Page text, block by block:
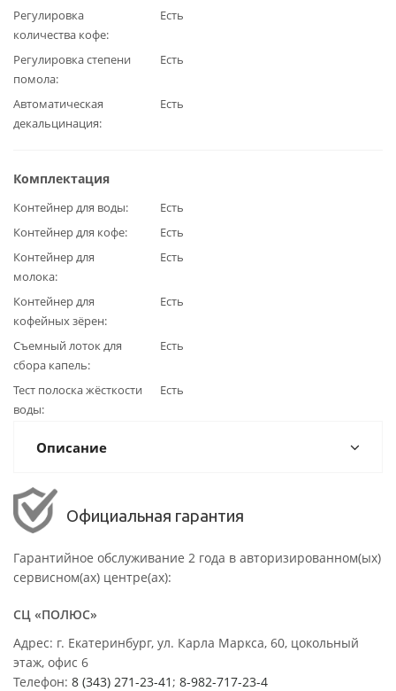
Регулировка
количества кофе
Есть
Регулировка степени
помола
Есть
Автоматическая
декальцинация
Есть
Комплектация
Контейнер для воды
Есть
Контейнер для кофе
Есть
Контейнер для
молока
Есть
Контейнер для
кофейных зёрен
Есть
Съемный лоток для
сбора капель
Есть
Тест полоска жёсткости
воды
Есть
Описание
Официальная гарантия
Гарантийное обслуживание 2 года в авторизированном(ых)
сервисном(ах) центре(ах):
СЦ «ПОЛЮС»
Адрес: г. Екатеринбург, ул. Карла Маркса, 60, цокольный
этаж, офис 6
Телефон: 8 (343) 271-23-41; 8-982-717-23-4